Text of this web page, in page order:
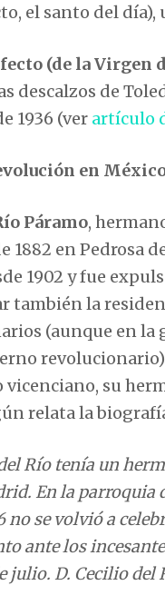
el santo del
(de la Virgen
descalzos de
1936 (ver artículo
en
Páramo,
1882 en Pedrosa
1902 y fue
también la
(aunque en la
su
relata la
Río tenía un
En la parroquia
no se volvió a
ante los
julio. D. Cecilio del